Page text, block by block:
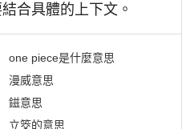
合具體的上下文。
one piece是什麼意思
漫威意思
鎡意思
立筊的意思